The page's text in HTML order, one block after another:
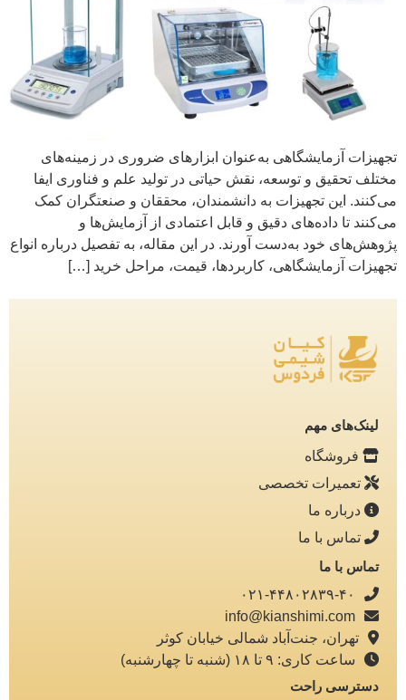
تجهیزات آزمایشگاهی به‌عنوان ابزارهای ضروری در زمینه‌های
مختلف تحقیق و توسعه، نقش حیاتی در تولید علم و فناوری ایفا
می‌کنند. این تجهیزات به دانشمندان، محققان و صنعتگران کمک
می‌کنند تا داده‌های دقیق و قابل اعتمادی از آزمایش‌ها و
پژوهش‌های خود به‌دست آورند. در این مقاله، به تفصیل درباره انواع
تجهیزات آزمایشگاهی، کاربردها، قیمت، مراحل خرید […]
لینک‌های مهم
فروشگاه
تعمیرات تخصصی
درباره ما
تماس با ما
تماس با ما
تهران، جنت‌آباد شمالی خیابان کوثر
ساعت کاری: ۹ تا ۱۸ (شنبه تا چهارشنبه)
دسترسی راحت